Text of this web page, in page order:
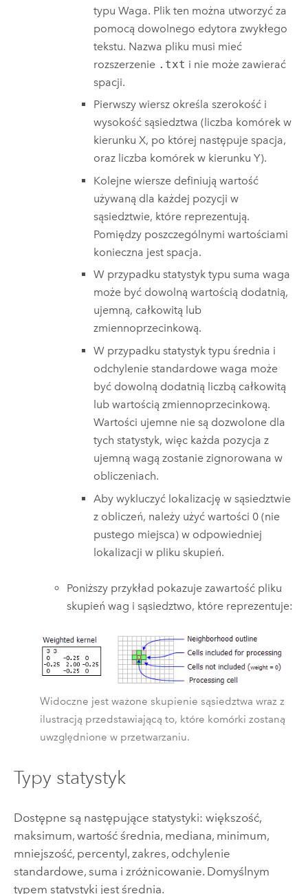
typu Waga. Plik ten można utworzyć za
pomocą dowolnego edytora zwykłego
tekstu. Nazwa pliku musi mieć
rozszerzenie .txt i nie może zawierać
spacji.
Pierwszy wiersz określa szerokość i
wysokość sąsiedztwa (liczba komórek w
kierunku X, po której następuje spacja,
oraz liczba komórek w kierunku Y).
Kolejne wiersze definiują wartość
używaną dla każdej pozycji w
sąsiedztwie, które reprezentują.
Pomiędzy poszczególnymi wartościami
konieczna jest spacja.
W przypadku statystyk typu suma waga
może być dowolną wartością dodatnią,
ujemną, całkowitą lub
zmiennoprzecinkową.
W przypadku statystyk typu średnia i
odchylenie standardowe waga może
być dowolną dodatnią liczbą całkowitą
lub wartością zmiennoprzecinkową.
Wartości ujemne nie są dozwolone dla
tych statystyk, więc każda pozycja z
ujemną wagą zostanie zignorowana w
obliczeniach.
Aby wykluczyć lokalizację w sąsiedztwie
z obliczeń, należy użyć wartości 0 (nie
pustego miejsca) w odpowiedniej
lokalizacji w pliku skupień.
Poniższy przykład pokazuje zawartość pliku
skupień wag i sąsiedztwo, które reprezentuje:
Widoczne jest ważone skupienie sąsiedztwa wraz z
ilustracją przedstawiającą to, które komórki zostaną
uwzględnione w przetwarzaniu.
Typy statystyk
Dostępne są następujące statystyki: większość,
maksimum, wartość średnia, mediana, minimum,
mniejszość, percentyl, zakres, odchylenie
standardowe, suma i zróżnicowanie. Domyślnym
typem statystyki jest średnia.